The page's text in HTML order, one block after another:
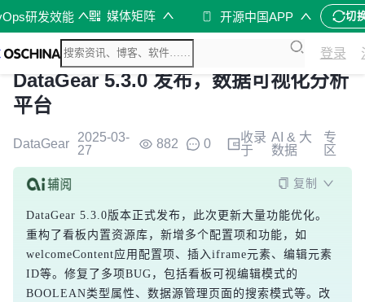
研发效能 媒体矩阵 开源中国APP 切
登录
DataGear 5.3.0 发布，数据可视化分析
平台
DataGear
2025-03-
27
882 0
收录
于
AI & 大
数据
专
区
复制
DataGear 5.3.0版本正式发布，此次更新大量功能优化。
重构了看板内置资源库，新增多个配置项和功能，如
welcomeContent应用配置项、插入iframe元素、编辑元素
ID等。修复了多项BUG，包括看板可视编辑模式的
BOOLEAN类型属性、数据源管理页面的搜索模式等。改